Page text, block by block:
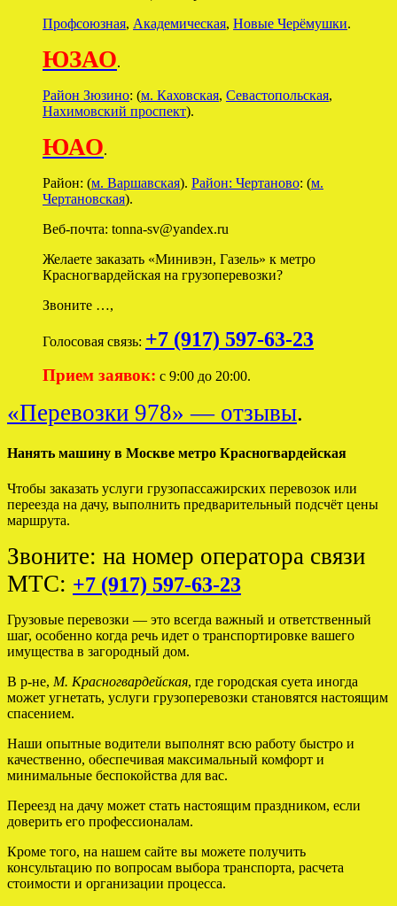
Профсоюзная, Академическая, Новые Черёмушки.
ЮЗАО.
Район Зюзино: (м. Каховская, Севастопольская,
Нахимовский проспект).
ЮАО.
Район: (м. Варшавская). Район: Чертаново: (м.
Чертановская).
Веб-почта: tonna-sv@yandex.ru
Желаете заказать «Минивэн, Газель» к метро
Красногвардейская на грузоперевозки?
Звоните …,
Голосовая связь: +7 (917) 597-63-23
Прием заявок: с 9:00 до 20:00.
«Перевозки 978» — отзывы.
Нанять машину в Москве метро Красногвардейская
Чтобы заказать услуги грузопассажирских перевозок или
переезда на дачу, выполнить предварительный подсчёт цены
маршрута.
Звоните: на номер оператора связи
МТС: +7 (917) 597-63-23
Грузовые перевозки — это всегда важный и ответственный
шаг, особенно когда речь идет о транспортировке вашего
имущества в загородный дом.
В р-не, М. Красногвардейская, где городская суета иногда
может угнетать, услуги грузоперевозки становятся настоящим
спасением.
Наши опытные водители выполнят всю работу быстро и
качественно, обеспечивая максимальный комфорт и
минимальные беспокойства для вас.
Переезд на дачу может стать настоящим праздником, если
доверить его профессионалам.
Кроме того, на нашем сайте вы можете получить
консультацию по вопросам выбора транспорта, расчета
стоимости и организации процесса.